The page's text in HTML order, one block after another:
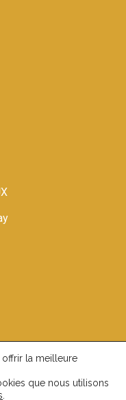
| Mentions
la meilleure
que nous utilisons